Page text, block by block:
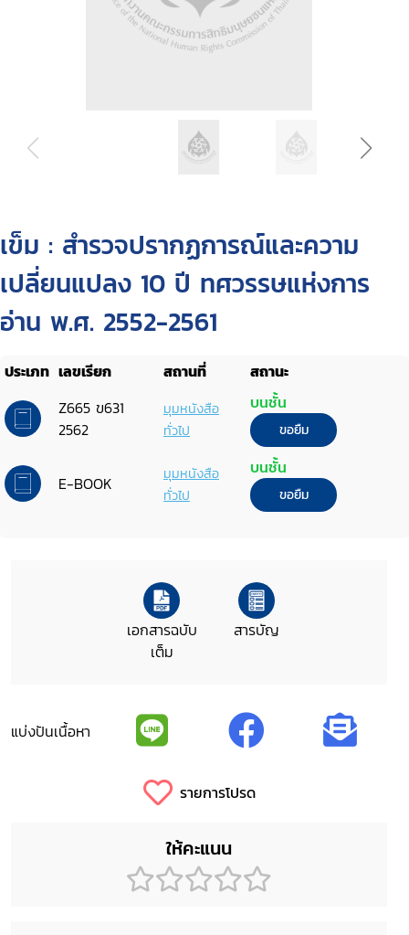
เข็ม : สำรวจปรากฏการณ์และความ
เปลี่ยนแปลง 10 ปี ทศวรรษแห่งการ
อ่าน พ.ศ. 2552-2561
ประเภท เลขเรียก สถานที่
สถานะ
Z665 ข631
2562
มุมหนังสือ
ทั่วไป
บนชั้น
ขอยืม
E-BOOK
มุมหนังสือ
ทั่วไป
บนชั้น
ขอยืม
เอกสารฉบับ
เต็ม
สารบัญ
แบ่งปันเนื้อหา
รายการโปรด
ให้คะแนน